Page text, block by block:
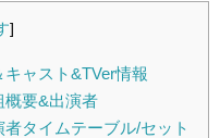
]
ャスト&TVer情報
概要&出演者
タイムテーブル/セット